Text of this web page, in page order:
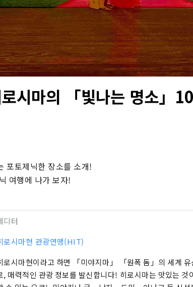
시마의 「빛나는 명소」
포토제닉한 장소를 소개!
여행에 나가 보자!
디터
로시마현 관광연맹(HIT)
로시마현이라고 하면 「미야지마」 「원폭 돔」의 세계
력적인 관광 정보를 발신합니다! 히로시마는 맛있는 것이 가득! 히로시마의 대명사라고도